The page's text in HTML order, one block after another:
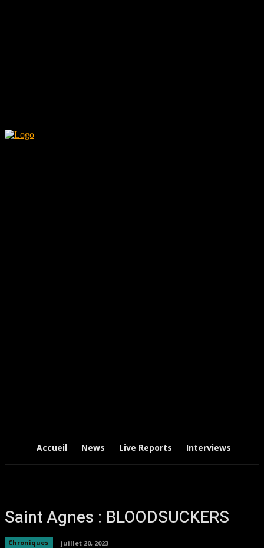
Accueil News Live Reports Interviews
Saint Agnes : BLOODSUCKERS
Chroniques juillet 20, 2023